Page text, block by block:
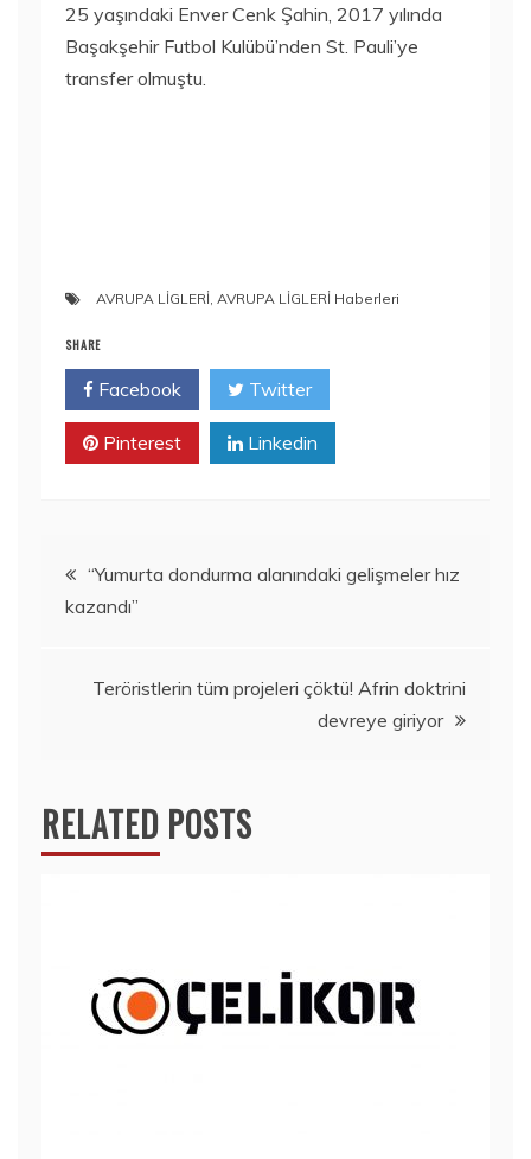
25 yaşındaki Enver Cenk Şahin, 2017 yılında
Başakşehir Futbol Kulübü’nden St. Pauli’ye
transfer olmuştu.
AVRUPA LİGLERİ, AVRUPA LİGLERİ Haberleri
SHARE
Facebook Twitter
Pinterest Linkedin
Yazı
gezinmesi
“Yumurta dondurma alanındaki gelişmeler hız
kazandı”
Teröristlerin tüm projeleri çöktü! Afrin doktrini
devreye giriyor
RELATED POSTS